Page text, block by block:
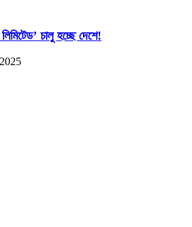
চালু হচ্ছে দেশে!